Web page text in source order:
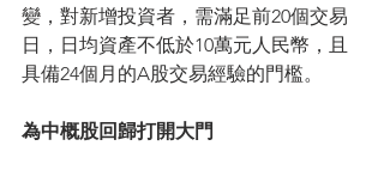
變，對新增投資者，需滿足前20個交易
日，日均資產不低於10萬元人民幣，且
具備24個月的A股交易經驗的門檻。
為中概股回歸打開大門